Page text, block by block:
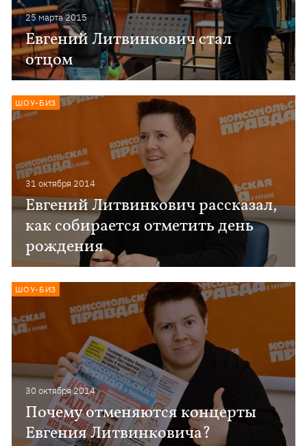
25 марта 2015
Евгений Литвинкович стал
отцом
31 октября 2014
Евгений Литвинкович рассказал,
как собирается отметить день
рождения
ШОУ-БИЗ
30 октября 2014
Почему отменяются концерты
Евгения Литвинковича?
ШОУ-БИЗ